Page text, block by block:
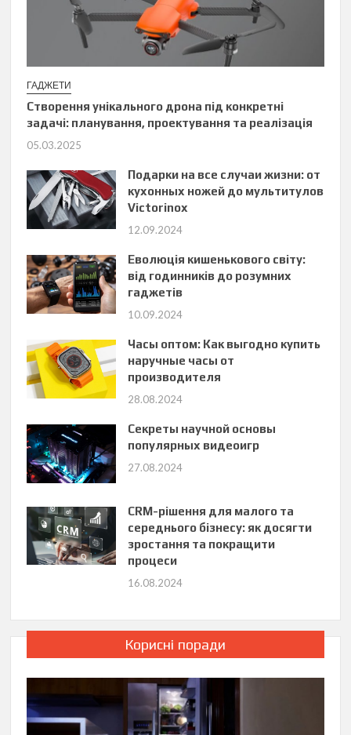
ГАДЖЕТИ
Створення унікального дрона під конкретні
задачі: планування, проектування та реалізація
05.03.2025
Подарки на все случаи жизни: от
кухонных ножей до мультитулов
Victorinox
12.09.2024
Еволюція кишенькового світу:
від годинників до розумних
гаджетів
10.09.2024
Часы оптом: Как выгодно купить
наручные часы от
производителя
28.08.2024
Секреты научной основы
популярных видеоигр
27.08.2024
CRM-рішення для малого та
середнього бізнесу: як досягти
зростання та покращити
процеси
16.08.2024
Корисні поради